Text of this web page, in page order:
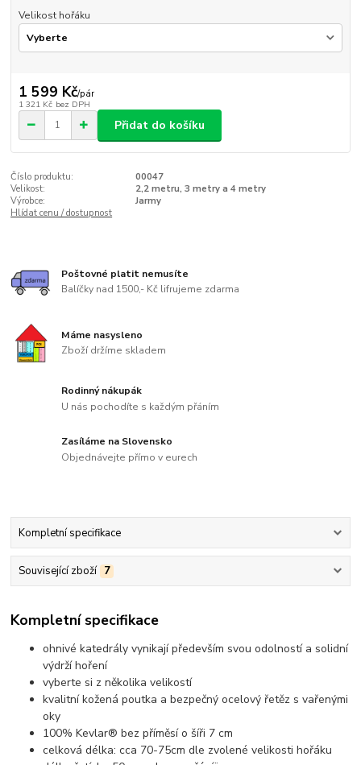
Velikost hořáku
1 599 Kč/pár
1 321 Kč bez DPH
Přidat do košíku
Číslo produktu:
00047
Velikost:
2,2 metru, 3 metry a 4 metry
Výrobce:
Jarmy
Hlídat cenu / dostupnost
Poštovné platit nemusíte
Balíčky nad 1500,- Kč lifrujeme zdarma
Máme nasysleno
Zboží držíme skladem
Rodinný nákupák
U nás pochodíte s každým přáním
Zasíláme na Slovensko
Objednávejte přímo v eurech
Kompletní specifikace
Související zboží 7
Kompletní specifikace
ohnivé katedrály vynikají především svou odolností a solidní
výdrží hoření
vyberte si z několika velikostí
kvalitní kožená poutka a bezpečný ocelový řetěz s vařenými
oky
100% Kevlar® bez příměsí o šíři 7 cm
celková délka: cca 70-75cm dle zvolené velikosti hořáku